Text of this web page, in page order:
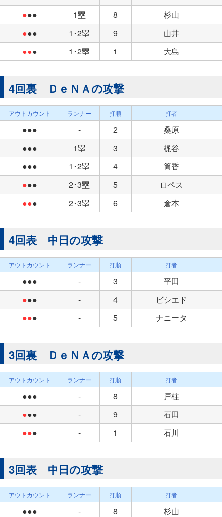
●●● 1塁 8
杉山
●●● 1･2塁 9
山井
●●● 1･2塁 1 大島
4回裏 ＤｅＮＡの攻撃
アウトカウント ランナー 打順 打者
●●● - 2
桑原
●●●
1塁 3
梶谷
●●●
1･2塁 4
筒香
●●● 2･3塁 5
ロペス
●●● 2･3塁 6 倉本
4回表 中日の攻撃
アウトカウント ランナー 打順 打者
●●● - 3
平田
●●● - 4
ビシエド
●●● - 5 ナニータ
3回裏 ＤｅＮＡの攻撃
アウトカウント ランナー 打順 打者
●●● - 8
戸柱
●●● - 9
石田
●●● - 1 石川
3回表 中日の攻撃
アウトカウント ランナー 打順 打者
●●● - 8
杉山